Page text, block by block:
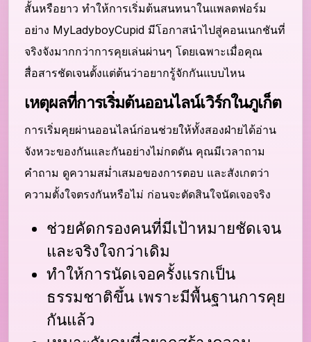
สั้นหรือยาว ทำให้การเริ่มต้นสนทนาในแพลตฟอร์ม
อย่าง MyLadyboyCupid มีโอกาสนำไปสู่คอนเนกชันที่
จริงจังมากกว่าการคุยเล่นผ่านๆ โดยเฉพาะเมื่อคุณ
สื่อสารชัดเจนตั้งแต่ต้นว่าอยากรู้จักกันแบบไหน
เหตุผลที่การเริ่มต้นออนไลน์เวิร์กในภูเก็ต
การเริ่มคุยผ่านออนไลน์ก่อนช่วยให้ทั้งสองฝ่ายได้อ่าน
จังหวะของกันและกันอย่างไม่กดดัน คุณมีเวลาถาม
คำถาม ดูความสม่ำเสมอของการตอบ และสังเกตว่า
ความตั้งใจตรงกันหรือไม่ ก่อนจะตัดสินใจนัดเจอจริง
ช่วยคัดกรองคนที่มีเป้าหมายชัดเจน
และจริงใจกว่าเดิม
ทำให้การนัดเจอครั้งแรกเป็น
ธรรมชาติขึ้น เพราะมีพื้นฐานการคุย
กันแล้ว